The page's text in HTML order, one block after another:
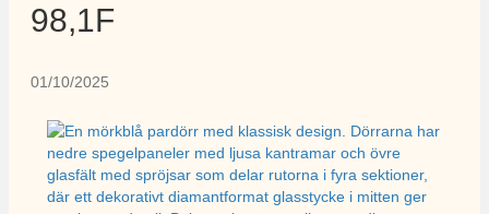
98,1F
01/10/2025